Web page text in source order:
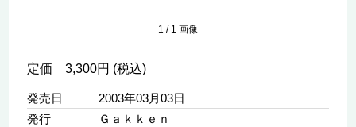
1 / 1 画像
定価 3,300円 (税込)
発売日
2003年03月03日
発行
Ｇａｋｋｅｎ